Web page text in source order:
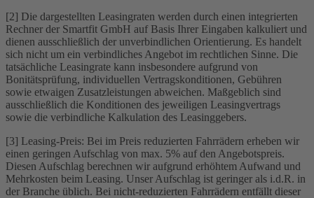
[2] Die dargestellten Leasingraten werden durch einen integrierten
Rechner der Smartfit GmbH auf Basis Ihrer Eingaben kalkuliert und
dienen ausschließlich der unverbindlichen Orientierung. Es handelt
sich nicht um ein verbindliches Angebot im rechtlichen Sinne. Die
tatsächliche Leasingrate kann insbesondere aufgrund von
Bonitätsprüfung, individuellen Vertragskonditionen, Gebühren
sowie etwaigen Zusatzleistungen abweichen. Maßgeblich sind
ausschließlich die Konditionen des jeweiligen Leasingvertrags
sowie die verbindliche Kalkulation des Leasinggebers.
[3] Leasing-Preis: Bei im Preis reduzierten Fahrrädern erheben wir
einen geringen Aufschlag von max. 5% auf den Angebotspreis.
Diesen Aufschlag berechnen wir aufgrund erhöhtem Aufwand und
Mehrkosten beim Leasing. Unser Aufschlag ist geringer als i.d.R. in
der Branche üblich. Bei nicht-reduzierten Fahrrädern entfällt dieser